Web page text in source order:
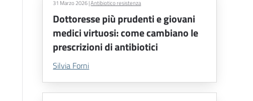
31 Marzo 2026|Antibiotico resistenza
Dottoresse più prudenti e giovani
medici virtuosi: come cambiano le
prescrizioni di antibiotici
Silvia Forni